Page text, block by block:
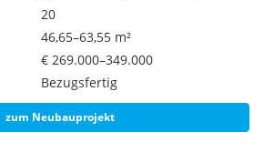
dass zwischen dem Vermittler und
Dritten ein familiäres oder
20
46,65–63,55 m²
€ 269.000–349.000
Bezugsfertig
zum Neubauprojekt